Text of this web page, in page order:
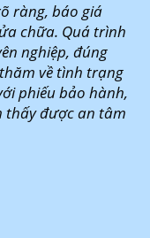
ràng, báo giá
chữa. Quá trình
nghiệp, đúng
về tình trạng
phiếu bảo hành,
thấy được an tâm